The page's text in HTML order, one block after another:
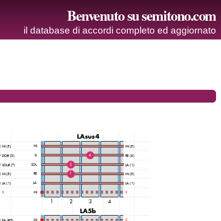
Benvenuto su semitono.com
il database di accordi completo ed aggiornato